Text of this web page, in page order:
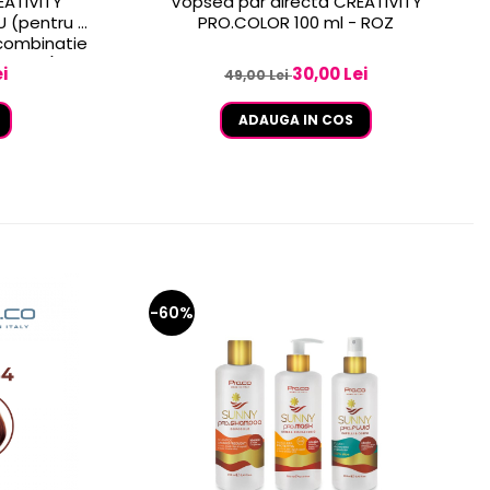
(pentru a
PRO.COLOR 100 ml - ROZ
49,00 Lei30,00 Lei
ADAUGA IN COS
-60%